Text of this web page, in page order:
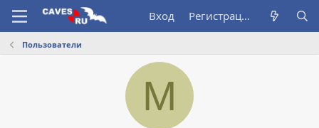
Вход Регистрация
Пользователи
M